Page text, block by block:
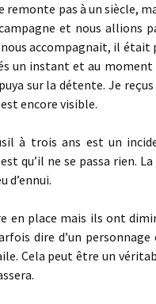
remonte pas à un siècle,
et nous allions
accompagnait, il était
un instant et au
sur la détente. Je
encore visible.
à trois ans est un
qu’il ne se passa rien.
d’ennui.
en place mais ils ont
dire d’un
Cela peut être un